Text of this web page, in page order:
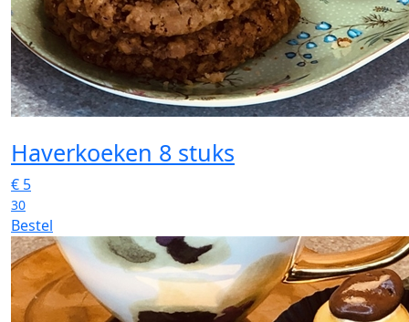
Haverkoeken 8 stuks
€ 5
30
Bestel